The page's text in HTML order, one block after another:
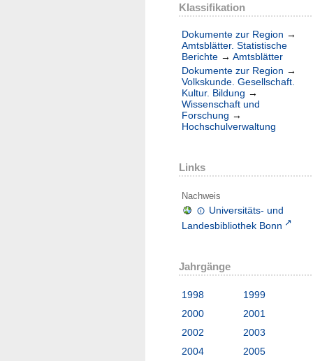
Klassifikation
Dokumente zur Region →
Amtsblätter. Statistische
Berichte → Amtsblätter
Dokumente zur Region →
Volkskunde. Gesellschaft.
Kultur. Bildung →
Wissenschaft und
Forschung →
Hochschulverwaltung
Links
Nachweis
Universitäts- und
Landesbibliothek Bonn
Jahrgänge
1998
1999
2000
2001
2002
2003
2004
2005